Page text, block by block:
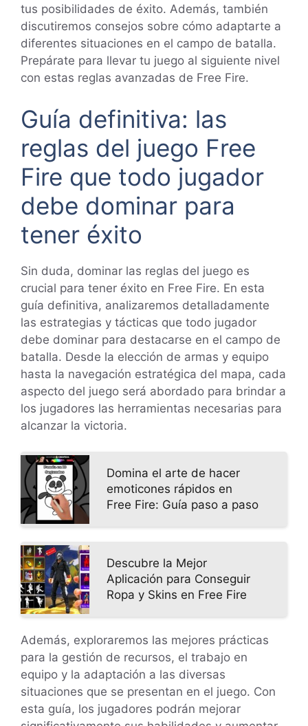
tus posibilidades de éxito. Además, también
discutiremos consejos sobre cómo adaptarte a
diferentes situaciones en el campo de batalla.
Prepárate para llevar tu juego al siguiente nivel
con estas reglas avanzadas de Free Fire.
Guía definitiva: las
reglas del juego Free
Fire que todo jugador
debe dominar para
tener éxito
Sin duda, dominar las reglas del juego es
crucial para tener éxito en Free Fire. En esta
guía definitiva, analizaremos detalladamente
las estrategias y tácticas que todo jugador
debe dominar para destacarse en el campo de
batalla. Desde la elección de armas y equipo
hasta la navegación estratégica del mapa, cada
aspecto del juego será abordado para brindar a
los jugadores las herramientas necesarias para
alcanzar la victoria.
Domina el arte de hacer
emoticones rápidos en
Free Fire: Guía paso a paso
Descubre la Mejor
Aplicación para Conseguir
Ropa y Skins en Free Fire
Además, exploraremos las mejores prácticas
para la gestión de recursos, el trabajo en
equipo y la adaptación a las diversas
situaciones que se presentan en el juego. Con
esta guía, los jugadores podrán mejorar